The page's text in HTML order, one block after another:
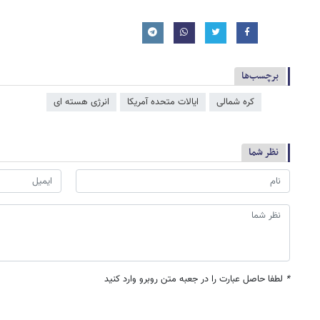
برچسب‌ها
کره شمالی ایالات متحده آمریکا انرژی هسته ای
نظر شما
* لطفا حاصل عبارت را در جعبه متن روبرو وارد کنید